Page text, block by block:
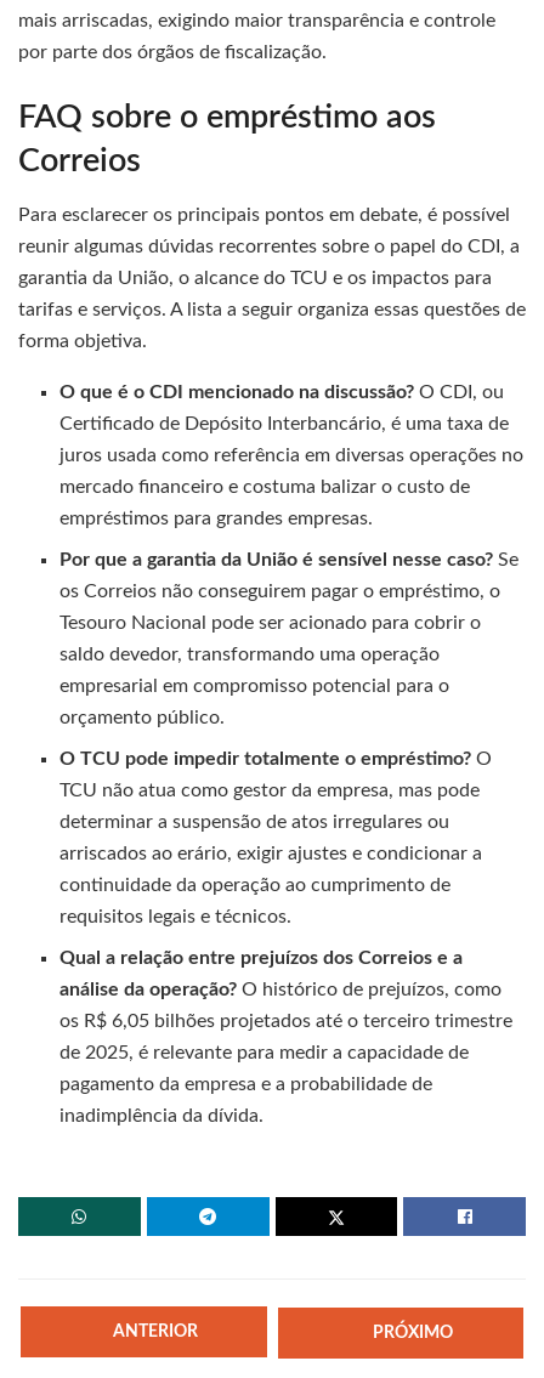
mais arriscadas, exigindo maior transparência e controle
por parte dos órgãos de fiscalização.
FAQ sobre o empréstimo aos
Correios
Para esclarecer os principais pontos em debate, é possível
reunir algumas dúvidas recorrentes sobre o papel do CDI, a
garantia da União, o alcance do TCU e os impactos para
tarifas e serviços. A lista a seguir organiza essas questões de
forma objetiva.
O que é o CDI mencionado na discussão? O CDI, ou
Certificado de Depósito Interbancário, é uma taxa de
juros usada como referência em diversas operações no
mercado financeiro e costuma balizar o custo de
empréstimos para grandes empresas.
Por que a garantia da União é sensível nesse caso? Se
os Correios não conseguirem pagar o empréstimo, o
Tesouro Nacional pode ser acionado para cobrir o
saldo devedor, transformando uma operação
empresarial em compromisso potencial para o
orçamento público.
O TCU pode impedir totalmente o empréstimo? O
TCU não atua como gestor da empresa, mas pode
determinar a suspensão de atos irregulares ou
arriscados ao erário, exigir ajustes e condicionar a
continuidade da operação ao cumprimento de
requisitos legais e técnicos.
Qual a relação entre prejuízos dos Correios e a
análise da operação? O histórico de prejuízos, como
os R$ 6,05 bilhões projetados até o terceiro trimestre
de 2025, é relevante para medir a capacidade de
pagamento da empresa e a probabilidade de
inadimplência da dívida.
ANTERIOR PRÓXIMO